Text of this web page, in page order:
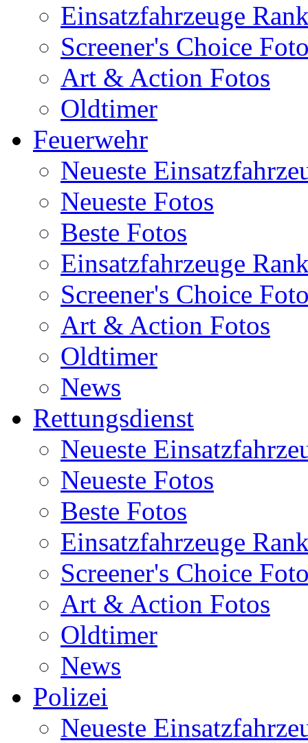
Einsatzfahrzeuge
Screener's Choice
Art & Action Fotos
Oldtimer
Feuerwehr
Neueste
Neueste Fotos
Beste Fotos
Einsatzfahrzeuge
Screener's Choice
Art & Action Fotos
Oldtimer
News
Rettungsdienst
Neueste
Neueste Fotos
Beste Fotos
Einsatzfahrzeuge
Screener's Choice
Art & Action Fotos
Oldtimer
News
Polizei
Neueste